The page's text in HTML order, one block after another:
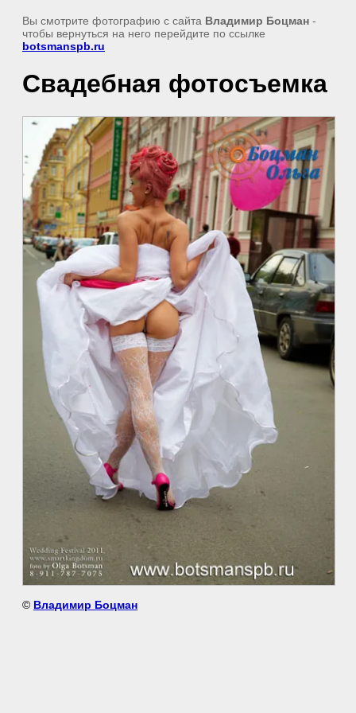
Вы смотрите фотографию с сайта Владимир Боцман -
чтобы вернуться на него перейдите по ссылке
botsmanspb.ru
Свадебная фотосъемка
© Владимир Боцман